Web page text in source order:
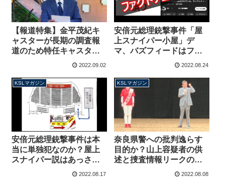
【報道特集】金平茂紀キ
ャスターが長期の調査報
道のため特任キャスター
に→なぜか左派界隈から
ジン186号】
2022.09.02
安倍元総理銃撃事件「屋
上スナイパー小屋」デ
マ、バズフィードはファ
クトチェックをしていな
2022.08.24
KSLマガジン
安倍元総理銃撃事件は本
当に単独犯なのか？屋上
スナイパー説はあっさり
否定されたが・・・警察
2022.08.17
KSLマガジン
奈良県警への批判逸らす
目的か？山上容疑者の供
述と捜査情報リークの不
審点、岡山での行動で浮
2022.08.08